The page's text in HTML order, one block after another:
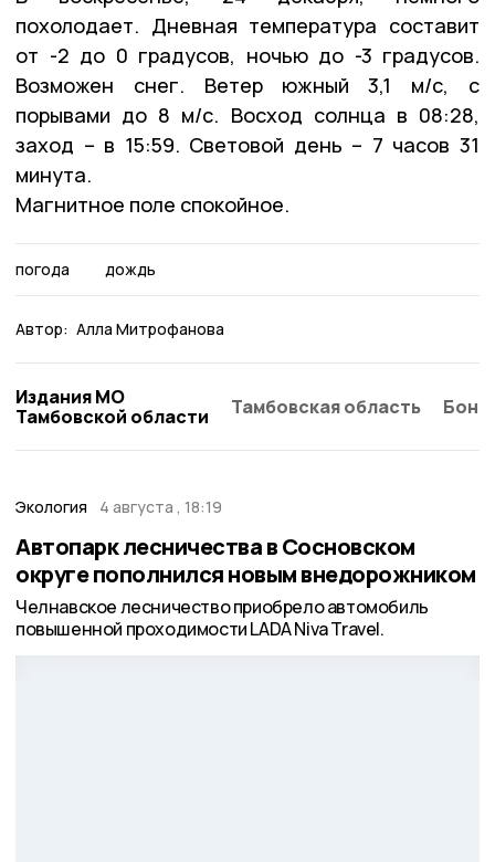
похолодает. Дневная температура составит
от -2 до 0 градусов, ночью до -3 градусов.
Возможен снег. Ветер южный 3,1 м/с, с
порывами до 8 м/с. Восход солнца в 08:28,
заход – в 15:59. Световой день – 7 часов 31
минута.
Магнитное поле спокойное.
погода дождь
Автор: Алла Митрофанова
Издания МО
Тамбовской области
Тамбовская область
Экология 4 августа , 18:19
Автопарк лесничества в Сосновском
округе пополнился новым внедорожником
Челнавское лесничество приобрело автомобиль
повышенной проходимости LADA Niva Travel.